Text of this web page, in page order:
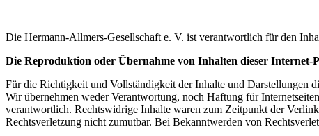
Die Hermann-Allmers-Gesellschaft e. V. ist verantwortlich für den
Die Reproduktion oder Übernahme von Inhalten dieser Internet-
Für die Richtigkeit und Vollständigkeit der Inhalte und Darstellungen
Wir übernehmen weder Verantwortung, noch Haftung für
verantwortlich. Rechtswidrige Inhalte waren zum Zeitpunkt der
Rechtsverletzung nicht zumutbar. Bei Bekanntwerden von